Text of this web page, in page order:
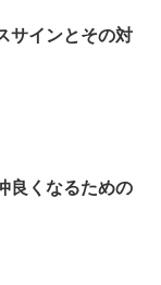
サインとその対
良くなるための